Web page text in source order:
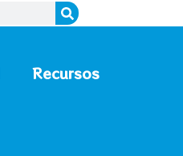
Recursos